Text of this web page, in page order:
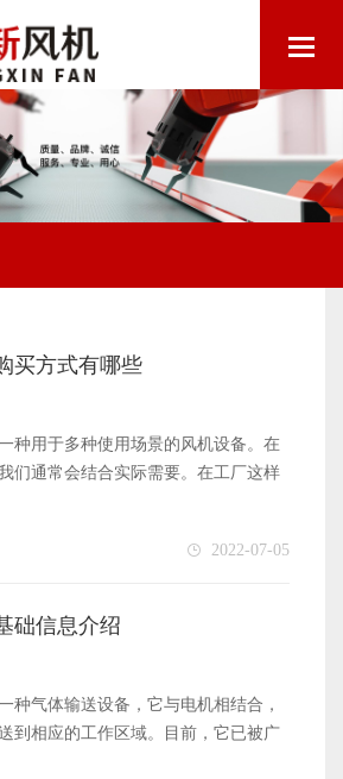
买方式有哪些
用于多种使用场景的风机设备。在
们通常会结合实际需要。在工厂这样
风机来保持通风。工厂生产对环境要
工作期间可能会提高工厂的温度。这
工状态，还会影响生产。因此，需要
选择 在选择空冷器风机时，我
况下，有必要选择大排量空冷器风
空冷器风机，使设备同时工作，从而
却效果。如果生产过程中伴有颗粒
2022-07-05
础信息介绍
气体输送设备，它与电机相结合，
到相应的工作区域。目前，它已被广
磁悬浮风机是一种流行的气体输送设